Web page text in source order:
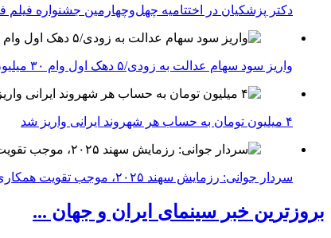
دکتر پزشکیان در اختتامیه چهل‌وچهارمین جشنواره فیلم
واریز سود سهام عدالت به زودی/۵ دهک اول وام ۳۰ میلیون تومانی می‌گیرند
۴ میلیون تومان به حساب هر شهروند ایرانی واریز شد
سردار جوانی: رزمایش سهند ۲۰۲۵، موجب تقویت همکاری‌های نظامی ایران با کشور‌های عضو شانگهای می‌شود
بروزترین خبر سینمای ایران و جهان ...